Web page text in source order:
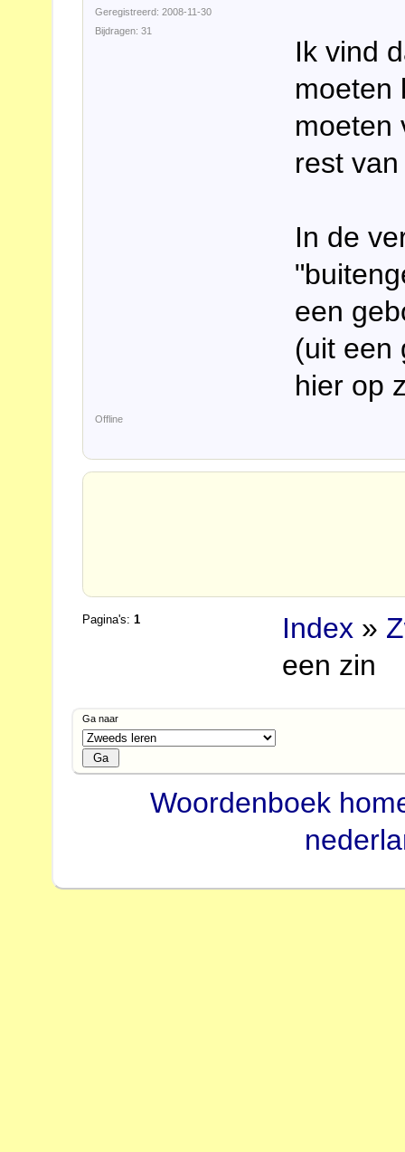
Geregistreerd: 2008-11-30
Bijdragen: 31
Ik vind
moeten
moeten
rest
In de
een
(uit een
hier op
Offline
Pagina's:1 Index »
een zin
Ga naar
Woordenboek